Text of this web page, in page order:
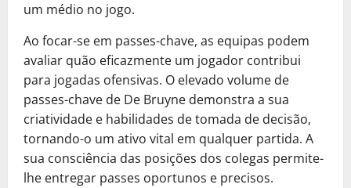
um médio no jogo.
Ao focar-se em passes-chave, as equipas podem
avaliar quão eficazmente um jogador contribui
para jogadas ofensivas. O elevado volume de
passes-chave de De Bruyne demonstra a sua
criatividade e habilidades de tomada de decisão,
tornando-o um ativo vital em qualquer partida. A
sua consciência das posições dos colegas permite-
lhe entregar passes oportunos e precisos.